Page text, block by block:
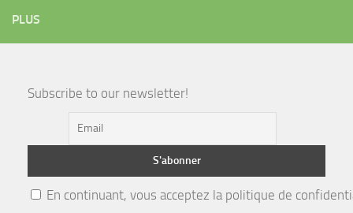
PLUS
Subscribe to our newsletter!
En continuant, vous acceptez la politique de